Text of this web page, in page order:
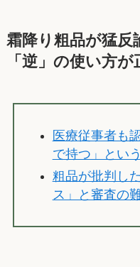
霜降り粗品が猛反
「逆」の使い方が
医療従事者も
で持つ」とい
粗品が批判し
ス」と審査の